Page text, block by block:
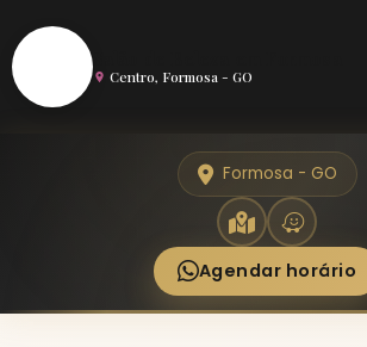
Centro, Formosa - GO
Formosa - GO
Agendar horário